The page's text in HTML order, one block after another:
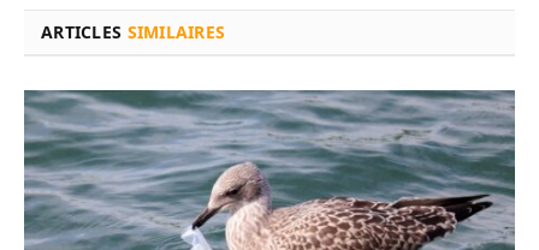
ARTICLES SIMILAIRES